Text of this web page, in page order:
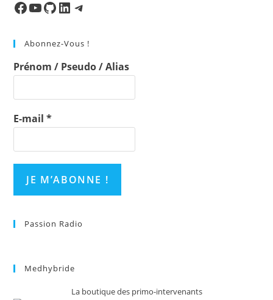
Facebook
Ma chaineMon Repo GithubLinkedInTelegram
Abonnez-Vous !
Prénom / Pseudo / Alias
E-mail*
Passion Radio
Medhybride
La boutique des primo-intervenants